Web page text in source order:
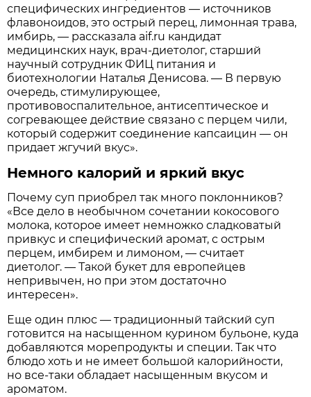
специфических ингредиентов — источников
флавоноидов, это острый перец, лимонная трава,
имбирь, — рассказала aif.ru кандидат
медицинских наук, врач-диетолог, старший
научный сотрудник ФИЦ питания и
биотехнологии Наталья Денисова. — В первую
очередь, стимулирующее,
противовоспалительное, антисептическое и
согревающее действие связано с перцем чили,
который содержит соединение капсаицин — он
придает жгучий вкус».
Немного калорий и яркий вкус
Почему суп приобрел так много поклонников?
«Все дело в необычном сочетании кокосового
молока, которое имеет немножко сладковатый
привкус и специфический аромат, с острым
перцем, имбирем и лимоном, — считает
диетолог. — Такой букет для европейцев
непривычен, но при этом достаточно
интересен».
Еще один плюс — традиционный тайский суп
готовится на насыщенном курином бульоне, куда
добавляются морепродукты и специи. Так что
блюдо хоть и не имеет большой калорийности,
но все-таки обладает насыщенным вкусом и
ароматом.